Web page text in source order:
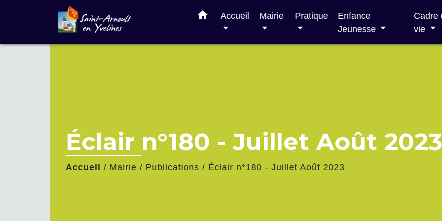
home Accueil Mairie Pratique
Enfance
Jeunesse
Cadre
vie
Éclair n°180 - Juillet Août 2023
Accueil / Mairie / Publications / Éclair n°180 - Juillet Août 2023